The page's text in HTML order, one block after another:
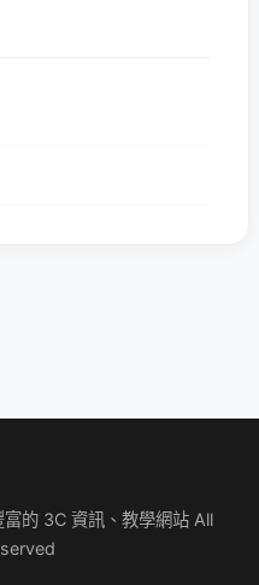
的 3C 資訊、教學網站 All